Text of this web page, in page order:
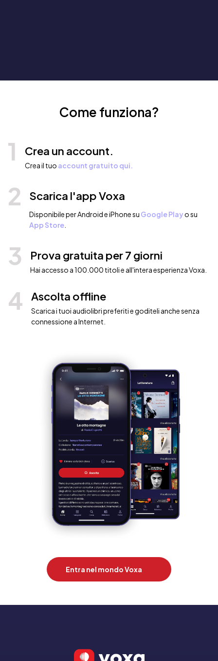
Come funziona?
1 Crea un account.
Crea il tuo account gratuito qui.
2 Scarica l'app Voxa
Disponibile per Android e iPhone su Google Playo su
App Store
3 Prova gratuita per 7 giorni
Hai accesso a 100.000 titoli e all'intera esperienza Voxa.
4 Ascolta offline
Scarica i tuoi audiolibri preferiti e goditeli anche senza
connessione a Internet.
Entra nel mondo Voxa